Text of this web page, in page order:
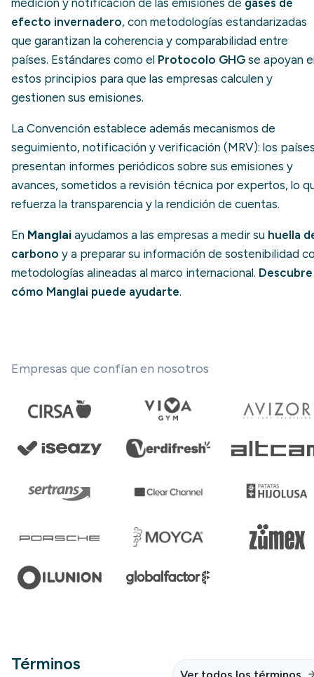
medición y notificación de las emisiones de gases de
efecto invernadero, con metodologías estandarizadas
que garantizan la coherencia y comparabilidad entre
países. Estándares como el Protocolo GHG se apoyan
estos principios para que las empresas calculen y
gestionen sus emisiones.
La Convención establece además mecanismos de
seguimiento, notificación y verificación (MRV): los
presentan informes periódicos sobre sus emisiones y
avances, sometidos a revisión técnica por expertos, lo
refuerza la transparencia y la rendición de cuentas.
En Manglai ayudamos a las empresas a medir su huella
carbono y a preparar su información de sostenibilidad
metodologías alineadas al marco internacional. Descubre
cómo Manglai puede ayudarte.
Empresas que confían en nosotros
Términos